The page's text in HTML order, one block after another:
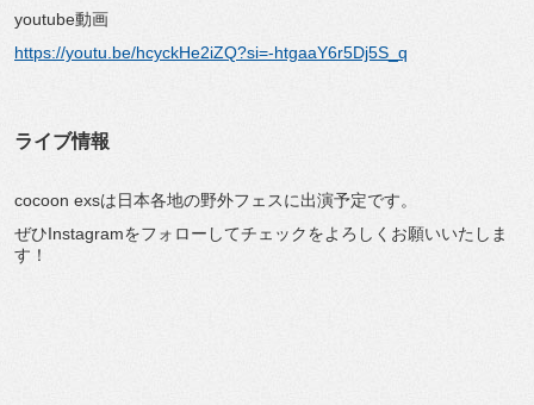
youtube動画
https://youtu.be/hcyckHe2iZQ?si=-htgaaY6r5Dj5S_q
ライブ情報
cocoon exsは日本各地の野外フェスに出演予定です。
ぜひInstagramをフォローしてチェックをよろしくお願いいたしま
す！